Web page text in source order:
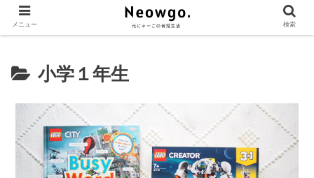
小学１年生
メニュー 検索